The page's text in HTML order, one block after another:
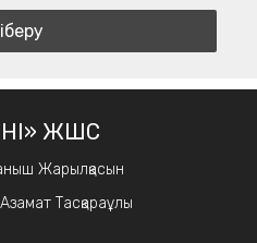
ҮНІ» ЖШС
Жарылқасын
Тасқараұлы